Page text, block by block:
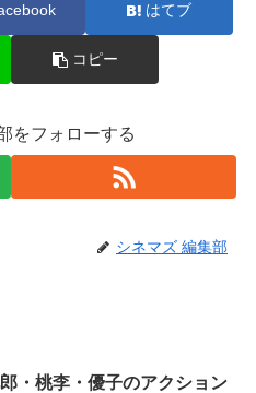
はてブ
コピー
をフォローする
シネマズ 編集部
・桃李・優子のアクション